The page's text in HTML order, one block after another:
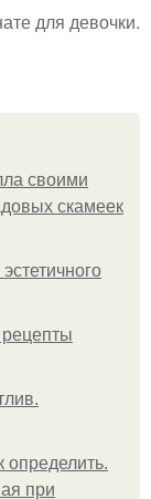
для девочки.
своими
скамеек
определить.
при